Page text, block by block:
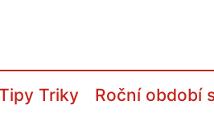
Tipy Triky Roční období